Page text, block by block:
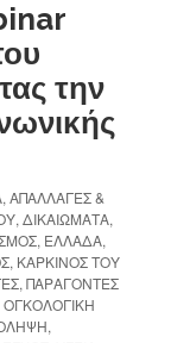
την
,ΑΠΑΛΛΑΓΕΣ &
,ΔΙΚΑΙΩΜΑΤΑ,
, ΕΛΛΑΔΑ,
, ΚΑΡΚΙΝΟΣ ΤΟΥ
,ΠΑΡΑΓΟΝΤΕΣ
,